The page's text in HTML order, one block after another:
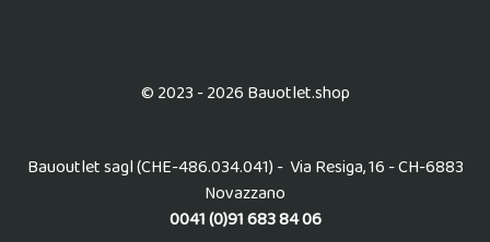
© 2023 - 2026 Bauotlet.shop
Bauoutlet sagl (CHE-486.034.041) - Via Resiga, 16 - CH-6883
Novazzano
0041 (0)91 683 84 06